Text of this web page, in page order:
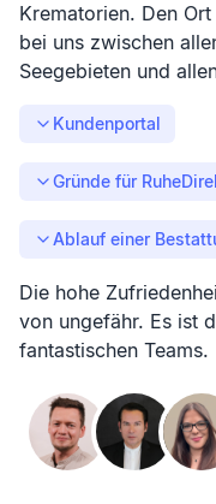
Krematorien. Den
bei uns zwischen
Seegebieten und
Kundenportal
Gründe für
Ablauf einer
Die hohe
von ungefähr. Es ist
fantastischen Teams.